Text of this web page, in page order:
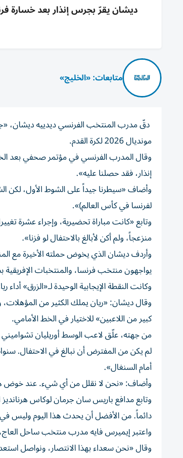
متابعات: «الخليج»
دقّ مدرب المنتخب الفرنسي ديدييه ديشان،
مونديال 2026 لكرة القدم.
إنذار، فقد حصلنا عليه».
وأضاف «سيطرنا جيداً على الشوط الأول، لكن
لفرنسا في كأس العالم)».
وتابع «كانت مباراة تحضيرية، وإجراء عشرة
منزعجاً، ولم أكن لأبالغ بالاحتفال لو فزنا».
وأردف ديشان الذي يخوض حملته الأخيرة مع
يواجهون منتخب فرنسا، والمنتخبات
وكانت النقطة الإيجابية الوحيدة لـ«الزرق»
وقال ديشان: «ريان يملك الكثير من
كبير من اللاعبين» للاختيار في الخط الأمامي.
من جهته، علّق لاعب الوسط أوريليان تشواميني
لم يكن من المفترض أن نبالغ في الاحتفال.
أمام السنغال».
وأضاف: «نحن لا نقلل من أي شيء. عند خوض هذه
وتابع مدافع باريس سان جرمان لوكاس هرنانديز
دائماً. من الأفضل أن يحدث هذا اليوم وليس في 16 يونيو. الأهم هو أن نواصل التحضير».
واعتبر إيميرس فايه مدرب منتخب ساحل
وقال «نحن سعداء بهذا الانتصار، ونواصل